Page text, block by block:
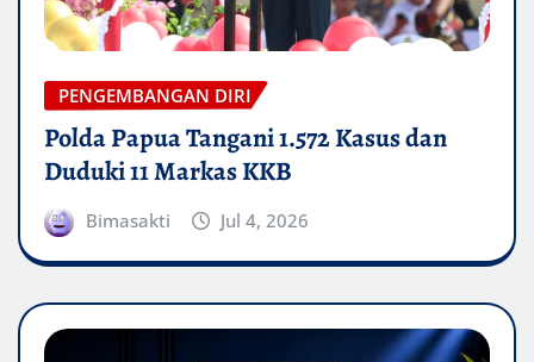
PENGEMBANGAN DIRI
Polda Papua Tangani 1.572 Kasus dan
Duduki 11 Markas KKB
Bimasakti Jul 4, 2026